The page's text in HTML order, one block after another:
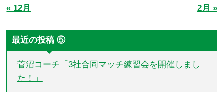
« 12月
2月 »
最近の投稿 ⑤
菅沼コーチ「3社合同マッチ練習会を開催しまし
た！」